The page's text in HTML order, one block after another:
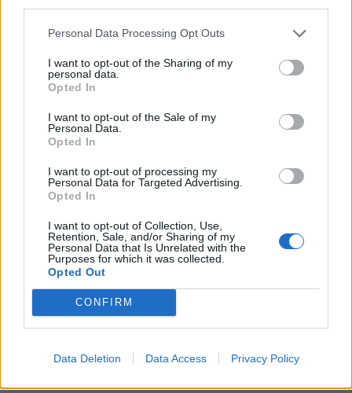
Personal Data Processing Opt Outs
I want to opt-out of the Sharing of my
personal data.
Opted In
I want to opt-out of the Sale of my
Personal Data.
Opted In
I want to opt-out of processing my
Personal Data for Targeted Advertising.
Opted In
I want to opt-out of Collection, Use,
Retention, Sale, and/or Sharing of my
Personal Data that Is Unrelated with the
Purposes for which it was collected.
Opted Out
CONFIRM
Data Deletion Data Access Privacy Policy
Manuel Rinino e Samuele Vacca
6 Ago 2026
Definiti gli organici di Prima con l'aggiunta
7 Ago 2026